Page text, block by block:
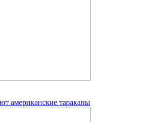
американские тараканы